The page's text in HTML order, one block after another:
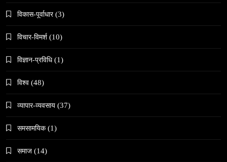
जनकपुरधाममा ‘मधेस प्रादेशिक ललितकला प्रदर्शनी
विकास-पूर्वाधार (3)
विचार-विमर्श (10)
विज्ञान-प्रविधि (1)
विश्व (48)
व्यापार-व्यवसाय (37)
समसामयिक (1)
समाज (14)